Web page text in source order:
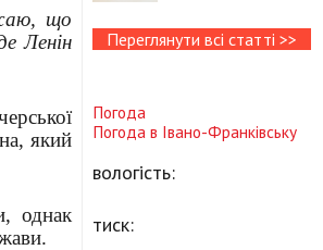
що
Ленін
який
однак
Переглянути всі статті >>
Погода
Погода в Івано-Франківську
вологість:
тиск: